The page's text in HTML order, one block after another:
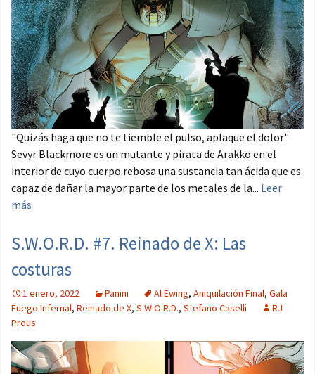
"Quizás haga que no te tiemble el pulso, aplaque el dolor"
Sevyr Blackmore es un mutante y pirata de Arakko en el
interior de cuyo cuerpo rebosa una sustancia tan ácida que es
capaz de dañar la mayor parte de los metales de la... Leer
más
S.W.O.R.D. #7. Reinado de X: Las
costuras
1 enero, 2022 Panini Al Ewing, Aniquilación Final, Gala
Fuego Infernal, Reinado de X, S.W.O.R.D., Stefano Caselli
RJ
Prous